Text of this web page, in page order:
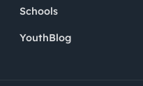
Schools
YouthBlog